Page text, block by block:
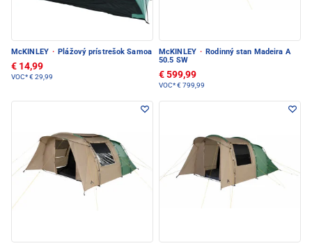
McKINLEY · Plážový prístrešok Samoa
€ 14,99
VOC*€ 29,99
McKINLEY · Rodinný stan Madeira A
50.5 SW
€ 599,99
VOC*€ 799,99